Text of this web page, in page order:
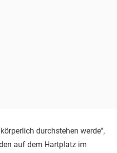
durchstehen werde",
auf dem Hartplatz im